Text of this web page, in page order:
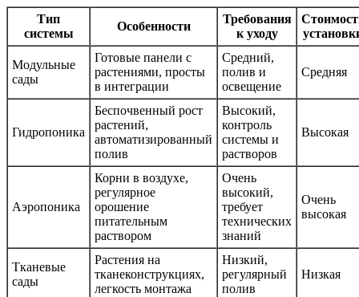
Тип
системы
Особенности
Требования
к уходу
Модульные
сады
Готовые панели с
растениями, просты
в интеграции
Средний,
полив и
освещение
Средняя
Гидропоника
Беспочвенный рост
растений,
автоматизированный
полив
Высокий,
контроль
системы и
растворов
Высокая
Аэропоника
Корни в воздухе,
регулярное
орошение
питательным
раствором
Очень
высокий,
требует
технических
знаний
Очень
высокая
Тканевые
сады
Растения на
тканеконструкциях,
легкость монтажа
Низкий,
регулярный
полив
Низкая